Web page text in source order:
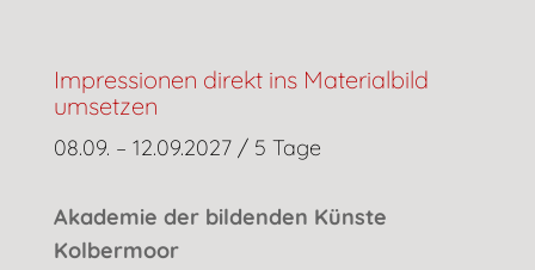
Impressionen direkt ins Materialbild
umsetzen
08.09. – 12.09.2027 / 5 Tage
Akademie der bildenden Künste
Kolbermoor